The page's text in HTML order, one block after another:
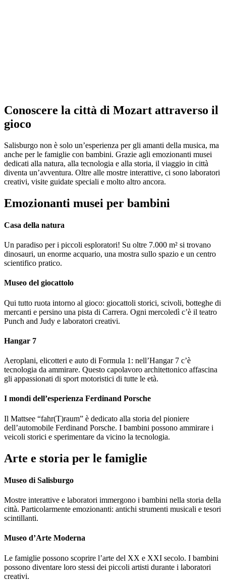
Conoscere la città di Mozart attraverso il
gioco
Salisburgo non è solo un’esperienza per gli amanti della musica, ma
anche per le famiglie con bambini. Grazie agli emozionanti musei
dedicati alla natura, alla tecnologia e alla storia, il viaggio in città
diventa un’avventura. Oltre alle mostre interattive, ci sono laboratori
creativi, visite guidate speciali e molto altro ancora.
Emozionanti musei per bambini
Casa della natura
Un paradiso per i piccoli esploratori! Su oltre 7.000 m² si trovano
dinosauri, un enorme acquario, una mostra sullo spazio e un centro
scientifico pratico.
Museo del giocattolo
Qui tutto ruota intorno al gioco: giocattoli storici, scivoli, botteghe di
mercanti e persino una pista di Carrera. Ogni mercoledì c’è il teatro
Punch and Judy e laboratori creativi.
Hangar 7
Aeroplani, elicotteri e auto di Formula 1: nell’Hangar 7 c’è
tecnologia da ammirare. Questo capolavoro architettonico affascina
gli appassionati di sport motoristici di tutte le età.
I mondi dell’esperienza Ferdinand Porsche
Il Mattsee “fahr(T)raum” è dedicato alla storia del pioniere
dell’automobile Ferdinand Porsche. I bambini possono ammirare i
veicoli storici e sperimentare da vicino la tecnologia.
Arte e storia per le famiglie
Museo di Salisburgo
Mostre interattive e laboratori immergono i bambini nella storia della
città. Particolarmente emozionanti: antichi strumenti musicali e tesori
scintillanti.
Museo d’Arte Moderna
Le famiglie possono scoprire l’arte del XX e XXI secolo. I bambini
possono diventare loro stessi dei piccoli artisti durante i laboratori
creativi.